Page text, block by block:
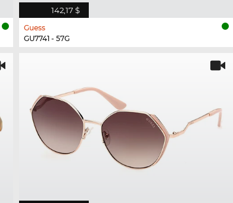
142,17 $
Guess
GU7741 - 57G